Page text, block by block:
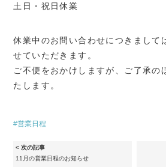
土日・祝日休業
休業中のお問い合わせにつきまして
せていただきます。
ご不便をおかけしますが、ご了承の
たします。
営業日程
< 次の記事
11月の営業日程のお知らせ